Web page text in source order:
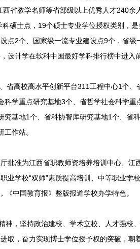
省教学名师等省部级以上优秀人才240
硕士点，19个硕士专业学位授权类别，
点2个、国家级一流专业建设点9个，省
设计学在软科中国最好学科排行榜中进入
高校高水平创新平台311工程中心1个、
科学重点研究基地3个、省哲学社会科学
究基地1个、省科协智库研究基地1个、省
作站。
准为江西省职教师资培养培训中心、江
业学校“双师”素质提高培训、中等职业
中国教育报》整版报道学校办学特色。
，坚持政治建校、学术立校、人才强校
取，奋力实现博士学位授予权的突破，